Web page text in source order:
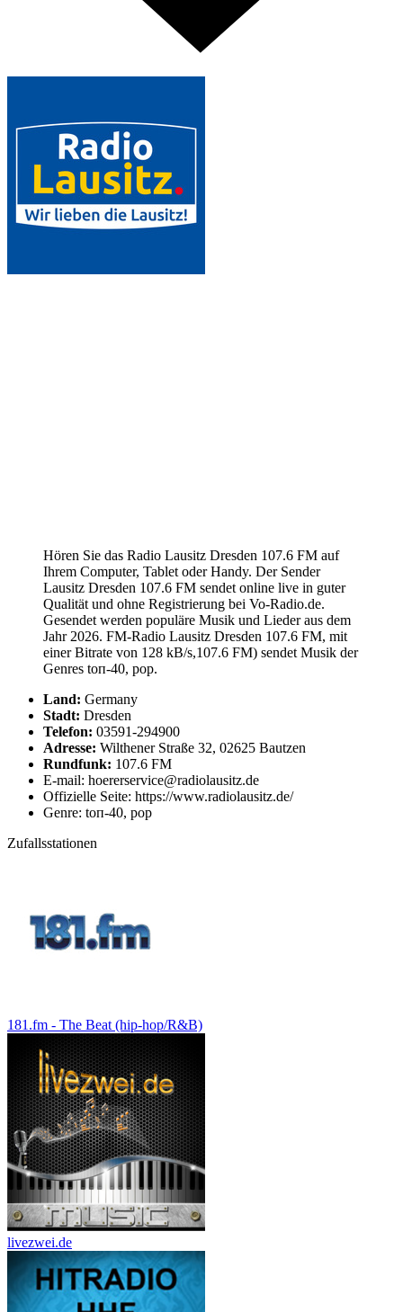
Hören Sie das Radio Lausitz Dresden 107.6 FM auf
Ihrem Computer, Tablet oder Handy. Der Sender
Lausitz Dresden 107.6 FM sendet online live in guter
Qualität und ohne Registrierung bei Vo-Radio.de.
Gesendet werden populäre Musik und Lieder aus dem
Jahr 2026. FM-Radio Lausitz Dresden 107.6 FM, mit
einer Bitrate von 128 kB/s,107.6 FM) sendet Musik der
Genres tоп-40, pop.
Land: Germany
Stadt: Dresden
Telefon: 03591-294900
Adresse: Wilthener Straße 32, 02625 Bautzen
Rundfunk: 107.6 FM
E-mail: hoererservice@radiolausitz.de
Offizielle Seite: https://www.radiolausitz.de/
Genre: tоп-40, pop
Zufallsstationen
181.fm - The Beat (hip-hop/R&B)
livezwei.de